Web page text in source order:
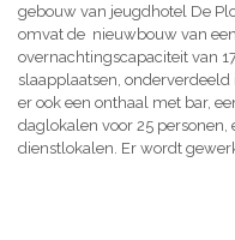
gebouw van jeugdhotel De
omvat de nieuwbouw van
overnachtingscapaciteit van
slaapplaatsen,
er ook een onthaal met bar,
daglokalen voor 25
dienstlokalen. Er wordt